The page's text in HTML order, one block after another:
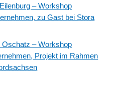
– Workshop
zu Gast bei Stora
Oschatz – Workshop
Projekt im Rahmen